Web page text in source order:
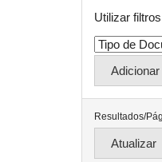
Utilizar
Resultados/